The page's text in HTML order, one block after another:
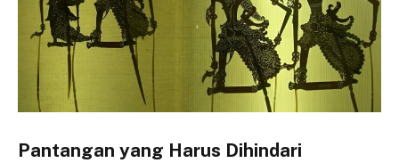
Pantangan yang Harus Dihindari